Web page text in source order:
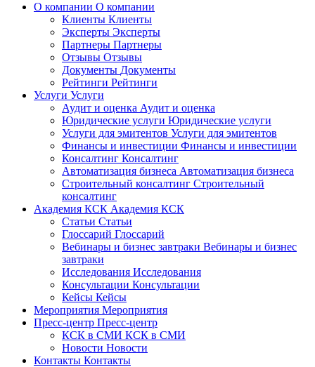
О компании О компании
Клиенты Клиенты
Эксперты Эксперты
Партнеры Партнеры
Отзывы Отзывы
Документы Документы
Рейтинги Рейтинги
Услуги Услуги
Аудит и оценка Аудит и оценка
Юридические услуги Юридические услуги
Услуги для эмитентов Услуги для эмитентов
Финансы и инвестиции Финансы и инвестиции
Консалтинг Консалтинг
Автоматизация бизнеса Автоматизация бизнеса
Строительный консалтинг Строительный
консалтинг
Академия КСК Академия КСК
Статьи Статьи
Глоссарий Глоссарий
Вебинары и бизнес завтраки Вебинары и бизнес
завтраки
Исследования Исследования
Консультации Консультации
Кейсы Кейсы
Мероприятия Мероприятия
Пресс-центр Пресс-центр
КСК в СМИ КСК в СМИ
Новости Новости
Контакты Контакты